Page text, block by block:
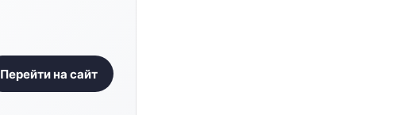
Перейти на сайт